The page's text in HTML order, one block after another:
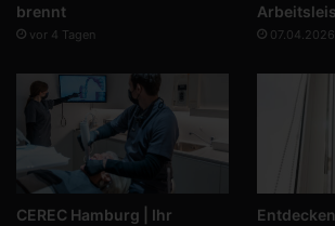
brennt
vor 4 Tagen 07.04.2026
CEREC Hamburg | Ihr